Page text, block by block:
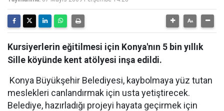
Kursiyerlerin eğitilmesi için Konya'nın 5 bin yıllık
Sille köyünde kent atölyesi inşa edildi.
Konya Büyükşehir Belediyesi, kaybolmaya yüz tutan
meslekleri canlandırmak için usta yetiştirecek.
Belediye, hazırladığı projeyi hayata geçirmek için